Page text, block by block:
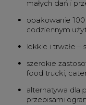
małych dań i
opakowanie
codziennym
lekkie i trwałe –
szerokie
food trucki,
alternatywa dla
przepisami